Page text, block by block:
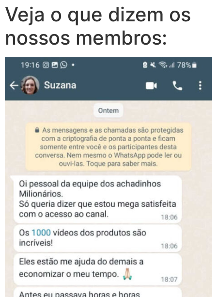
Veja o que dizem os
nossos membros: